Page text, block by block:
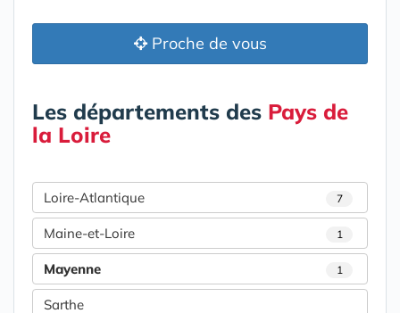
Proche de vous
Les départements des Pays de
la Loire
Loire-Atlantique 7
Maine-et-Loire 1
Mayenne 1
Sarthe